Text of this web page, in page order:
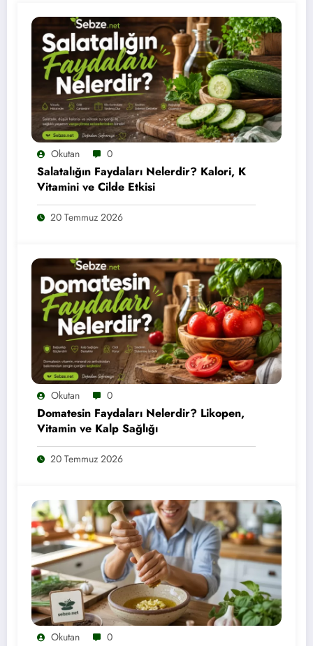
Okutan 0
Salatalığın Faydaları Nelerdir? Kalori, K
Vitamini ve Cilde Etkisi
20 Temmuz 2026
Okutan 0
Domatesin Faydaları Nelerdir? Likopen,
Vitamin ve Kalp Sağlığı
20 Temmuz 2026
Okutan 0